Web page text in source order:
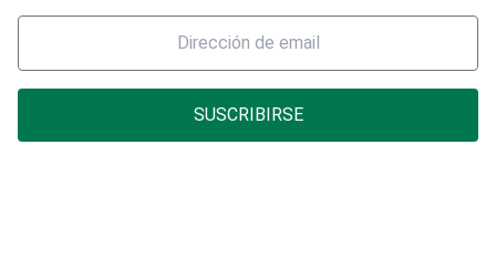
SUSCRIBIRSE